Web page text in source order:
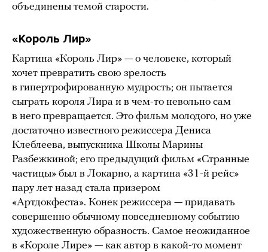
объединены темой старости.
«Король Лир»
Картина «Король Лир» — о человеке, который
хочет превратить свою зрелость
в гипертрофированную мудрость; он пытается
сыграть короля Лира и в чем-то невольно сам
в него превращается. Это фильм молодого, но уже
достаточно известного режиссера Дениса
Клеблеева, выпускника Школы Марины
Разбежкиной; его предыдущий фильм «Странные
частицы» был в Локарно, а картина «31-й рейс»
пару лет назад стала призером
«Артдокфеста». Конек режиссера — придавать
совершенно обычному повседневному событию
художественную образность. Самое неожиданное
в «Короле Лире» — как автор в какой-то момент